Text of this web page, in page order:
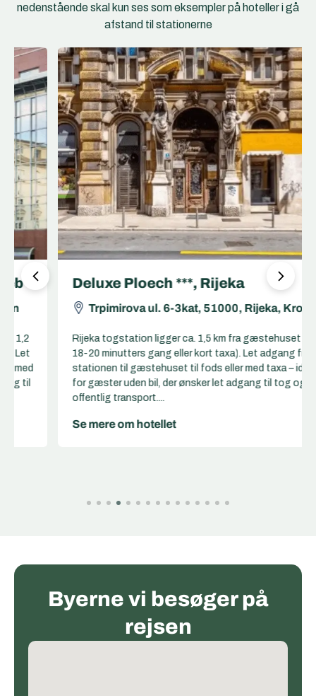
nedenstående skal kun ses som eksempler på hoteller i gå
afstand til stationerne
Deluxe Ploech ***, Rijeka
Trpimirova ul. 6-3kat, 51000, Rijeka, Kroatien
Rijeka togstation ligger ca. 1,5 km fra gæstehuset (ca.
18-20 minutters gang eller kort taxa). Let adgang fra
stationen til gæstehuset til fods eller med taxa – ideelt
for gæster uden bil, der ønsker let adgang til tog og
offentlig transport....
Se mere om hotellet
Byerne vi besøger på
rejsen